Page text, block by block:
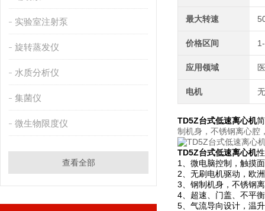
实验室注射泵
旋转蒸发仪
水质分析仪
集菌仪
微生物限度仪
查看全部
最大转速
价格区间
应用领域
电机
TD5Z台式低速离心机
制机身，不锈钢离心腔
TD5Z台式低速离心机
1、微电脑控制，触摸
2、无刷电机驱动，欧
3、钢制机身，不锈钢
4、超速、门盖、不平
5、气流导向设计，温